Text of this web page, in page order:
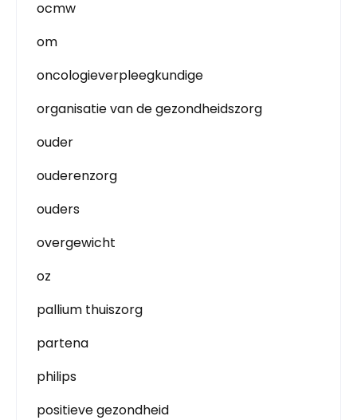
ocmw
om
oncologieverpleegkundige
organisatie van de gezondheidszorg
ouder
ouderenzorg
ouders
overgewicht
oz
pallium thuiszorg
partena
philips
positieve gezondheid